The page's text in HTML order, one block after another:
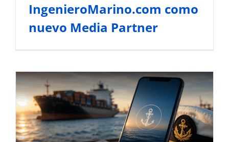
IngenieroMarino.com como
nuevo Media Partner
La Marina Mercante Inicia la
Implantación de los Títulos y
Tarjetas Profesionales